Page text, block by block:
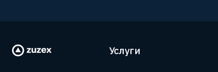
Услуги